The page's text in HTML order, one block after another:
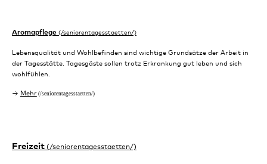
Aromapflege
Lebensqualität und Wohlbefinden sind wichtige Grundsätze der Arbeit in
der Tagesstätte. Tagesgäste sollen trotz Erkrankung gut leben und sich
wohlfühlen.
Mehr
Freizeit